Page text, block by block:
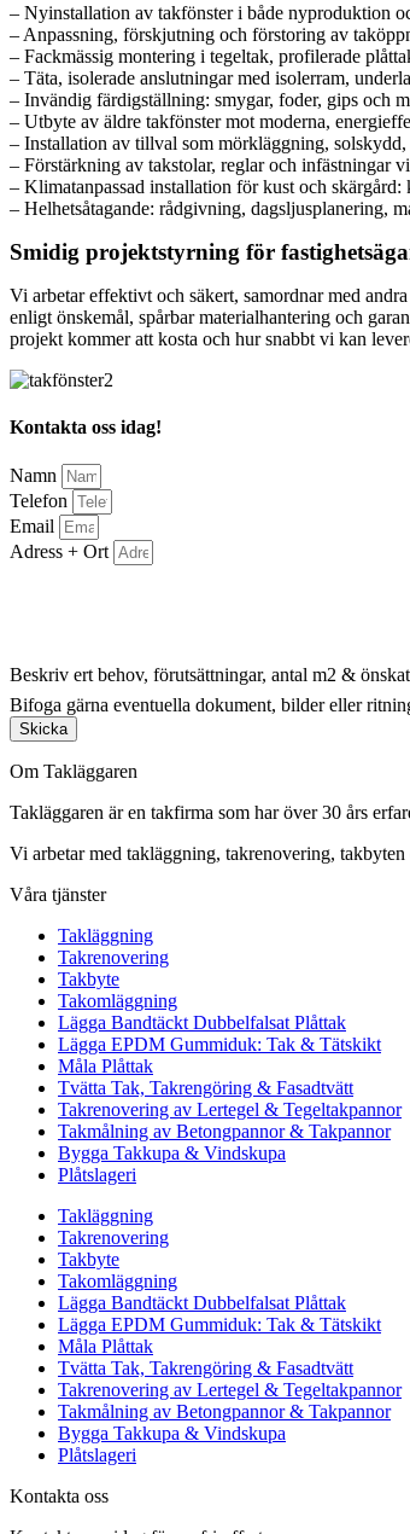
– Nyinstallation av takfönster i både nyproduktion
– Anpassning, förskjutning och förstoring av
– Fackmässig montering i tegeltak, profilerade
– Täta, isolerade anslutningar med isolerram,
– Invändig färdigställning: smygar, foder, gips och
– Utbyte av äldre takfönster mot moderna,
– Installation av tillval som mörkläggning,
– Förstärkning av takstolar, reglar och infästningar
– Klimatanpassad installation för kust och
– Helhetsåtagande: rådgivning, dagsljusplanering,
Smidig projektstyrning för
Vi arbetar effektivt och säkert, samordnar med
enligt önskemål, spårbar materialhantering och
projekt kommer att kosta och hur snabbt vi kan
Kontakta oss idag!
Namn
Telefon
Email
Adress + Ort
Beskriv ert behov, förutsättningar, antal m2 &
Bifoga gärna eventuella dokument, bilder eller
Skicka
Om Takläggaren
Takläggaren är en takfirma som har över 30 års
Vi arbetar med takläggning, takrenovering,
Våra tjänster
Takläggning
Takrenovering
Takbyte
Takomläggning
Lägga Bandtäckt Dubbelfalsat Plåttak
Lägga EPDM Gummiduk: Tak & Tätskikt
Måla Plåttak
Tvätta Tak, Takrengöring & Fasadtvätt
Takrenovering av Lertegel & Tegeltakpannor
Takmålning av Betongpannor & Takpannor
Bygga Takkupa & Vindskupa
Plåtslageri
Takläggning
Takrenovering
Takbyte
Takomläggning
Lägga Bandtäckt Dubbelfalsat Plåttak
Lägga EPDM Gummiduk: Tak & Tätskikt
Måla Plåttak
Tvätta Tak, Takrengöring & Fasadtvätt
Takrenovering av Lertegel & Tegeltakpannor
Takmålning av Betongpannor & Takpannor
Bygga Takkupa & Vindskupa
Plåtslageri
Kontakta oss